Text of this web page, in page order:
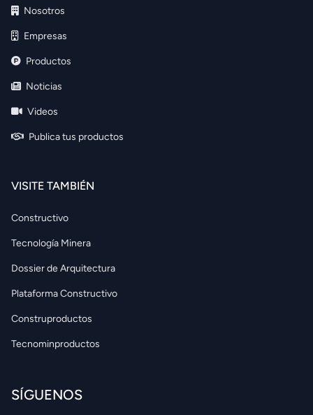
Nosotros
Empresas
Productos
Noticias
Videos
Publica tus productos
VISITE TAMBIÉN
Constructivo
Tecnología Minera
Dossier de Arquitectura
Plataforma Constructivo
Construproductos
Tecnominproductos
SÍGUENOS